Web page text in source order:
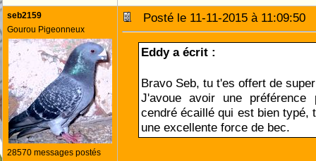
seb2159
Gourou Pigeonneux
28570 messages postés
Posté le 11-11-2015 à 11:09:50
Eddy a écrit :
Bravo Seb, tu t'es offert de
J'avoue avoir une
cendré écaillé qui est bien typé,
une excellente force de bec.